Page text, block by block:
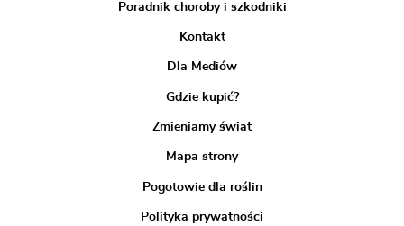
Poradnik choroby i szkodniki
Kontakt
Dla Mediów
Gdzie kupić?
Zmieniamy świat
Mapa strony
Pogotowie dla roślin
Polityka prywatności